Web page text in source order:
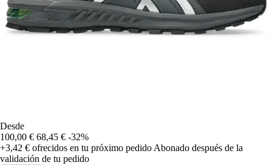
Desde
100,00 € 68,45 € -32%
+3,42 € ofrecidos en tu próximo pedido Abonado después de la
validación de tu pedido